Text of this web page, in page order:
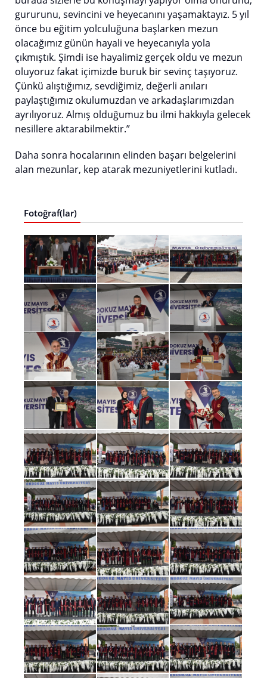
gururunu, sevincini ve heyecanını yaşamaktayız. 5 yıl
önce bu eğitim yolculuğuna başlarken mezun
olacağımız günün hayali ve heyecanıyla yola
çıkmıştık. Şimdi ise hayalimiz gerçek oldu ve mezun
oluyoruz fakat içimizde buruk bir sevinç taşıyoruz.
Çünkü alıştığımız, sevdiğimiz, değerli anıları
paylaştığımız okulumuzdan ve arkadaşlarımızdan
ayrılıyoruz. Almış olduğumuz bu ilmi hakkıyla gelecek
nesillere aktarabilmektir.”
Daha sonra hocalarının elinden başarı belgelerini
alan mezunlar, kep atarak mezuniyetlerini kutladı.
Fotoğraf(lar)